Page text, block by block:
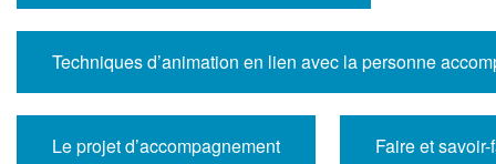
Techniques d’animation en lien avec la personne
Le projet d’accompagnement Faire et